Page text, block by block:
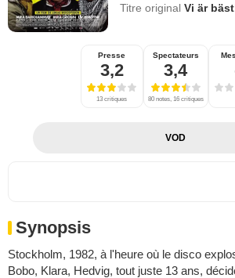
Titre originalVi är
Presse
3,2
13 critiques
Spectateurs
3,4
80 notes, 16 critiques
VOD
Synopsis
Stockholm, 1982, à l'heure où le disco
Bobo, Klara, Hedvig, tout juste 13 ans,